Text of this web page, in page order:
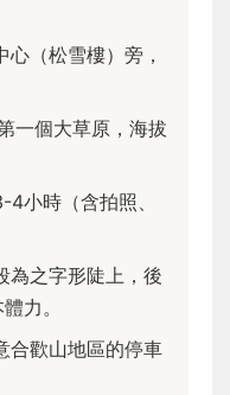
（松雪樓）旁，
一個大草原，海拔
小時（含拍照、
為之字形陡上，後
力。
合歡山地區的停車